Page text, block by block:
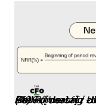
Die Formel für die Net Revenue Retention: NRR (%) = ([Umsatz zu Beginn des Zeitraums - Abwanderung - Downgrades + Upsell- & Cross-Sell-Umsatz] / Umsatz zu Beginn des Zeitraums) x100